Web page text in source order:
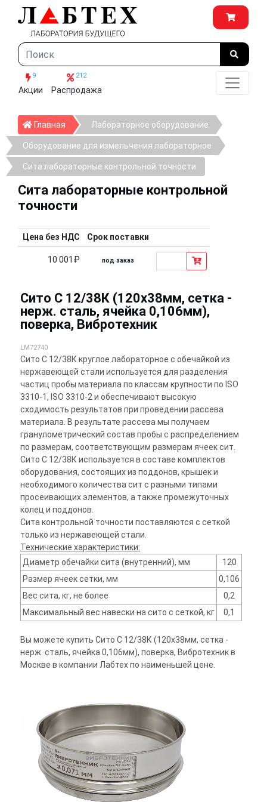
9
Акции
212
Распродажа
Главная ГлавнаяЛабораторное оборудование
Оборудование для измельчения лабораторное
Сита лабораторные контрольной точности
Сита лабораторные контрольной
точности
Цена без НДС Срок поставки
10 001₽ под заказ
Сито С 12/38К (120х38мм, сетка -
нерж. сталь, ячейка 0,106мм),
поверка, Вибротехник
LM72740
Сито С 12/38К круглое лабораторное с обечайкой из
нержавеющей стали используется для разделения
частиц пробы материала по классам крупности по ISO
3310-1, ISO 3310-2 и обеспечивают высокую
сходимость результатов при проведении рассева
материала. В результате рассева мы получаем
гранулометрический состав пробы с распределением
по размерам, соответствующим размерам ячеек сит.
Сито С 12/38К используется в составе комплектов
оборудования, состоящих из поддонов, крышек и
необходимого количества сит с разными типами
просеивающих элементов, а также промежуточных
колец и поддонов.
Сита контрольной точности поставляются с сеткой
только из нержавеющей стали.
Технические характеристики:
Диаметр обечайки сита (внутренний), мм
120
Размер ячеек сетки, мм
0,106
Вес сита, кг, не более
0,2
Максимальный вес навески на сито с сеткой, кг
0,1
Вы можете купить Сито С 12/38К (120х38мм, сетка -
нерж. сталь, ячейка 0,106мм), поверка, Вибротехник в
Москве в компании Лабтех по наименьшей цене.